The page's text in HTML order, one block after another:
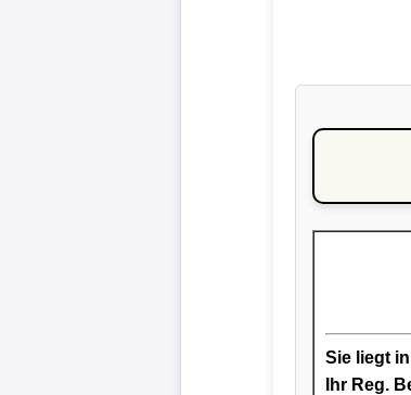
Sie liegt
Ihr Reg.